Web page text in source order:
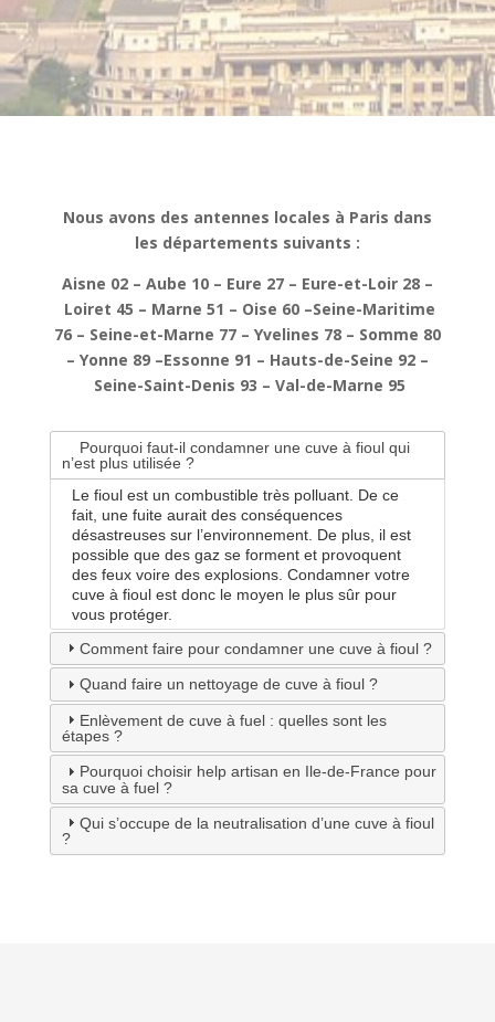
t
e
n
Nous avons des antennes locales à Paris dans
les départements suivants :
Aisne 02 – Aube 10 – Eure 27 – Eure-et-Loir 28 –
Loiret 45 – Marne 51 – Oise 60 –Seine-Maritime
76 – Seine-et-Marne 77 – Yvelines 78 – Somme 80
– Yonne 89 –Essonne 91 – Hauts-de-Seine 92 –
Seine-Saint-Denis 93 – Val-de-Marne 95
Pourquoi faut-il condamner une cuve à fioul qui
n’est plus utilisée ?
Le fioul est un combustible très polluant. De ce
fait, une fuite aurait des conséquences
désastreuses sur l’environnement. De plus, il est
possible que des gaz se forment et provoquent
des feux voire des explosions. Condamner votre
cuve à fioul est donc le moyen le plus sûr pour
vous protéger.
Comment faire pour condamner une cuve à fioul ?
Quand faire un nettoyage de cuve à fioul ?
Enlèvement de cuve à fuel : quelles sont les
étapes ?
Pourquoi choisir help artisan en Ile-de-France pour
sa cuve à fuel ?
Qui s’occupe de la neutralisation d’une cuve à fioul
?